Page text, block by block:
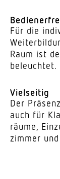
Für die
Raum ist
beleuchtet.
Viel­seitig
Der
auch für
räume,
zimmer